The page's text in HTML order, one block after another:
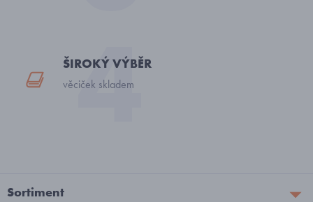
ŠIROKÝ VÝBĚR
věciček skladem
Sortiment